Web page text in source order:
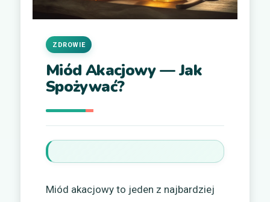
Miód Akacjowy — Jak
Spożywać?
ZDROWIE
Miód akacjowy to jeden z najbardziej